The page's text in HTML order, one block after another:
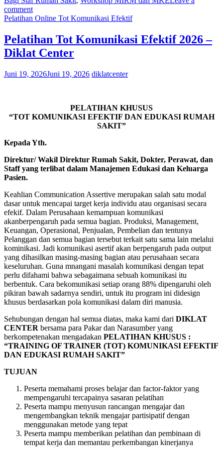
comment
Pelatihan Online Tot Komunikasi Efektif
Pelatihan Tot Komunikasi Efektif 2026 –
Diklat Center
Juni 19, 2026Juni 19, 2026 diklatcenter
PELATIHAN KHUSUS
“TOT KOMUNIKASI EFEKTIF DAN EDUKASI RUMAH
SAKIT”
Kepada Yth.
Direktur/ Wakil Direktur Rumah Sakit, Dokter, Perawat, dan
Staff yang terlibat dalam Manajemen Edukasi dan Keluarga
Pasien.
Keahlian Communication Assertive merupakan salah satu modal
dasar untuk mencapai target kerja individu atau organisasi secara
efekif. Dalam Perusahaan kemampuan komunikasi
akanberpengaruh pada semua bagian. Produksi, Management,
Keuangan, Operasional, Penjualan, Pembelian dan tentunya
Pelanggan dan semua bagian tersebut terkait satu sama lain melalui
kominikasi. Jadi komunikasi asertif akan berpengaruh pada output
yang dihasilkan masing-masing bagian atau perusahaan secara
keseluruhan. Guna mnangani masalah komunikasi dengan tepat
perlu difahami bahwa sebagaimana sebuah komunikasi itu
berbentuk. Cara bekomunikasi setiap orang 88% dipengaruhi oleh
pikiran bawah sadarnya sendiri, untuk itu program ini didesign
khusus berdasarkan pola komunikasi dalam diri manusia.
Sehubungan dengan hal semua diatas, maka kami dari DIKLAT
CENTER bersama para Pakar dan Narasumber yang
berkompetenakan mengadakan PELATIHAN KHUSUS :
“TRAINING OF TRAINER (TOT) KOMUNIKASI EFEKTIF
DAN EDUKASI RUMAH SAKIT”
TUJUAN
Peserta memahami proses belajar dan factor-faktor yang
mempengaruhi tercapainya sasaran pelatihan
Peserta mampu menyusun rancangan mengajar dan
mengembangkan teknik mengajar partisipatif dengan
menggunakan metode yang tepat
Peserta mampu memberikan pelatihan dan pembinaan di
tempat kerja dan memantau perkembangan kinerjanya